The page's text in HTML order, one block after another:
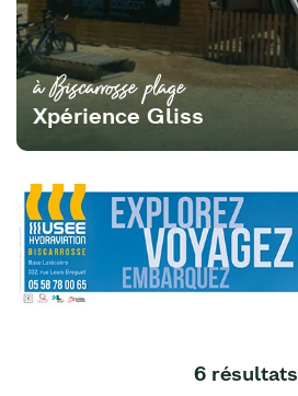
à Biscarrosse plage
Xpérience Gliss
6 résultats